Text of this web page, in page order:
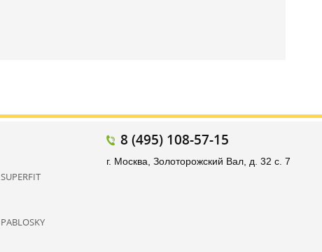
SUPERFIT
PABLOSKY
8 (495) 108-57-15
г. Москва, Золоторожский Вал, д. 32 с. 7